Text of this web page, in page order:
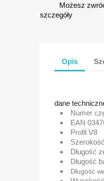
Możesz
szczegóły
Opis
dane
Numer
EAN
Profil V8
Szerokość
Długość
Długość
Długość